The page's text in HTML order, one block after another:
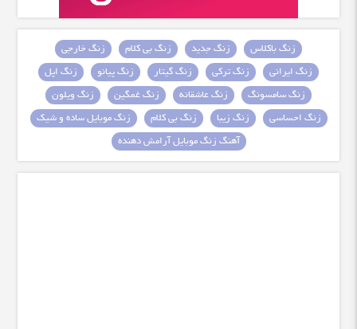
زنگ باکلاس زنگ جدید زنگ بی کلام
زنگ خارجی
زنگ ایرانی
زنگ ترکی زنگ گیتار زنگ پیانو
زنگ اپل
زنگ سامسونگ
زنگ عاشقانه زنگ غمگین
زنگ ویلون
زنگ احساسی
زنگ زیبا زنگ بی کلام
زنگ موبایل ساده و شیک
آهنگ زنگ موبایل آرامش دهنده